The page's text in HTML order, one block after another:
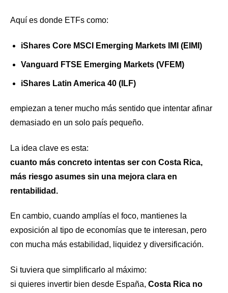
Aquí es donde ETFs como:
iShares Core MSCI Emerging Markets IMI (EIMI)
Vanguard FTSE Emerging Markets (VFEM)
iShares Latin America 40 (ILF)
empiezan a tener mucho más sentido que intentar afinar
demasiado en un solo país pequeño.
La idea clave es esta:
cuanto más concreto intentas ser con Costa Rica,
más riesgo asumes sin una mejora clara en
rentabilidad.
En cambio, cuando amplías el foco, mantienes la
exposición al tipo de economías que te interesan, pero
con mucha más estabilidad, liquidez y diversificación.
Si tuviera que simplificarlo al máximo:
si quieres invertir bien desde España, Costa Rica no